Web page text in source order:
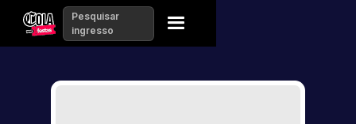
Pesquisar
ingresso